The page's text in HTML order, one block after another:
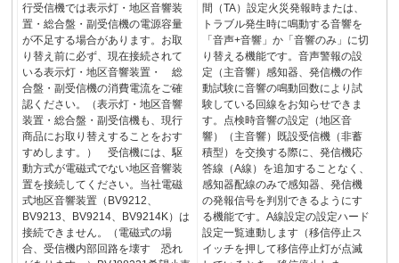
行受信機では表示灯・地区音響装
置・総合盤・副受信機の電源容量
が不足する場合があります。お取
り替え前に必ず、現在接続されて
いる表示灯・地区音響装置・ 総
合盤・副受信機の消費電流をご確
認ください。（表示灯・地区音響
装置・総合盤・副受信機も、現行
商品にお取り替えすることをおす
すめします。） 受信機には、駆
動方式が電磁式でない地区音響装
置を接続してください。当社電磁
式地区音響装置（BV9212、
BV9213、BV9214、BV9214K）は
接続できません。（電磁式の場
合、受信機内部回路を壊す 恐れ
間（TA）設定火災発報時または、
トラブル発生時に鳴動する音響を
「音声+音響」か「音響のみ」に切
り替える機能です。音声警報の設
定（主音響）感知器、発信機の作
動試験に音響の鳴動回数により試
験している回線をお知らせできま
す。点検時音響の設定（地区音
響）（主音響）既設受信機（非蓄
積型）を交換する際に、発信機応
答線（A線）を追加することなく、
感知器配線のみで感知器、発信機
の発報信号を判別できるようにす
る機能です。A線設定の設定ハード
設定一覧連動します（移信停止ス
イッチを押して移信停止灯が点滅